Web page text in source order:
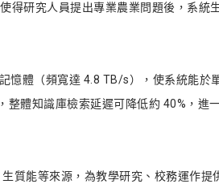
得研究人員提出專業農業問題後，系統
憶體（頻寬達 4.8 TB/s），使系統能於
體知識庫檢索延遲可降低約 40%，進
質能等來源，為教學研究、校務運作提